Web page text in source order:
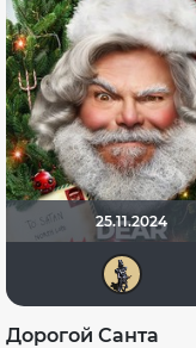
25.11.2024
Дорогой Санта